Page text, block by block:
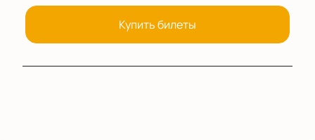
Купить билеты